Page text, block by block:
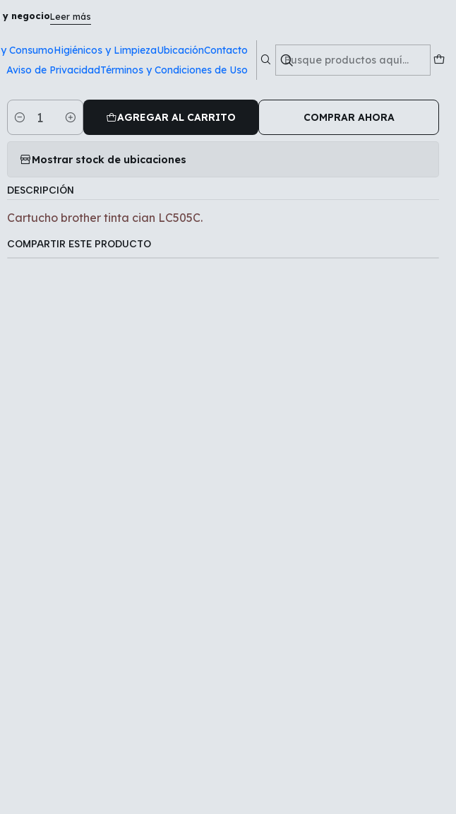
ConsumoHigiénicos y LimpiezaUbicaciónContacto
Aviso de PrivacidadTérminos y Condiciones de Uso
negocioLeer más
brother tinta cian LC505C.
Cartucho brother tinta cian LC505C.
Cantidad
AGREGAR AL CARRITO COMPRAR AHORA
Mostrar stock de ubicaciones
DESCRIPCIÓN
Cartucho brother tinta cian LC505C.
COMPARTIR ESTE PRODUCTO